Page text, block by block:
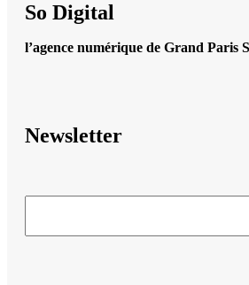
So Digital
l’agence numérique de Grand Paris
Newsletter